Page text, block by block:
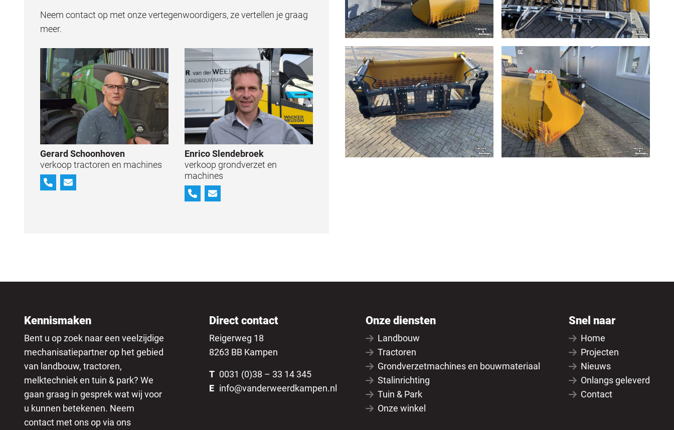
Neem contact op met onze vertegenwoordigers, ze vertellen je graag
meer.
Gerard Schoonhoven
verkoop tractoren en machines
Enrico Slendebroek
verkoop grondverzet en
machines
Kennismaken
Bent u op zoek naar een veelzijdige
mechanisatiepartner op het gebied
van landbouw, tractoren,
melktechniek en tuin & park? We
gaan graag in gesprek wat wij voor
u kunnen betekenen. Neem
contact met ons op via ons
Direct contact
Reigerweg 18
8263 BB Kampen
T 0031 (0)38 – 33 14 345
E info@vanderweerdkampen.nl
Onze diensten
Landbouw
Tractoren
Grondverzetmachines en bouwmateriaal
Stalinrichting
Tuin & Park
Onze winkel
Snel naar
Home
Projecten
Nieuws
Onlangs geleverd
Contact